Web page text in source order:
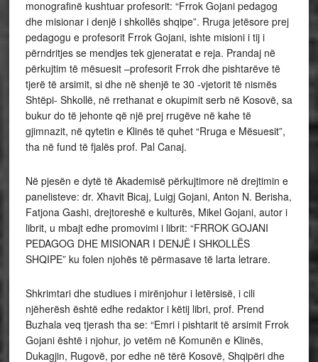
monografinë kushtuar profesorit: “Frrok Gojani pedagog
dhe misionar i denjë i shkollës shqipe”. Rruga jetësore prej
pedagogu e profesorit Frrok Gojani, ishte misioni i tij i
përndritjes se mendjes tek gjeneratat e reja. Prandaj në
përkujtim të mësuesit –profesorit Frrok dhe pishtarëve të
tjerë të arsimit, si dhe në shenjë te 30 -vjetorit të nismës
Shtëpi- Shkollë, në rrethanat e okupimit serb në Kosovë, sa
bukur do të jehonte që një prej rrugëve në kahe të
gjimnazit, në qytetin e Klinës të quhet “Rruga e Mësuesit”,
tha në fund të fjalës prof. Pal Canaj.
Në pjesën e dytë të Akademisë përkujtimore në drejtimin e
panelisteve: dr. Xhavit Bicaj, Luigj Gojani, Anton N. Berisha,
Fatjona Gashi, drejtoreshë e kulturës, Mikel Gojani, autor i
librit, u mbajt edhe promovimi i librit: “FRROK GOJANI
PEDAGOG DHE MISIONAR I DENJË I SHKOLLËS
SHQIPE” ku folen njohës të përmasave të larta letrare.
Shkrimtari dhe studiues i mirënjohur i letërsisë, i cili
njëherësh është edhe redaktor i këtij libri, prof. Prend
Buzhala veq tjerash tha se: “Emri i pishtarit të arsimit Frrok
Gojani është i njohur, jo vetëm në Komunën e Klinës,
Dukagjin, Rugovë, por edhe në tërë Kosovë, Shqipëri dhe